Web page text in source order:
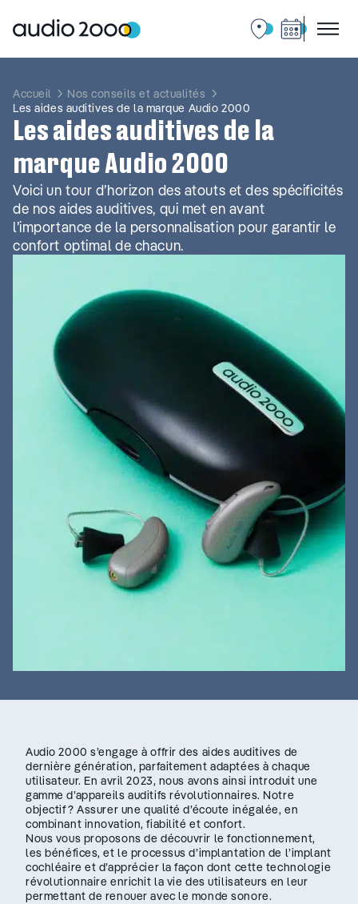
contenu
Accueil
Nos conseils et actualités
Les aides auditives de la marque Audio 2000
Les aides auditives de la
marque Audio 2000
Voici un tour d’horizon des atouts et des spécificités
de nos aides auditives, qui met en avant
l’importance de la personnalisation pour garantir le
confort optimal de chacun.
Audio 2000 s’engage à offrir des aides auditives de
dernière génération, parfaitement adaptées à chaque
utilisateur. En avril 2023, nous avons ainsi introduit une
gamme d’appareils auditifs révolutionnaires. Notre
objectif ? Assurer une qualité d’écoute inégalée, en
combinant innovation, fiabilité et confort.
Nous vous proposons de découvrir le fonctionnement,
les bénéfices, et le processus d’implantation de l’implant
cochléaire et d’apprécier la façon dont cette technologie
révolutionnaire enrichit la vie des utilisateurs en leur
permettant de renouer avec le monde sonore.